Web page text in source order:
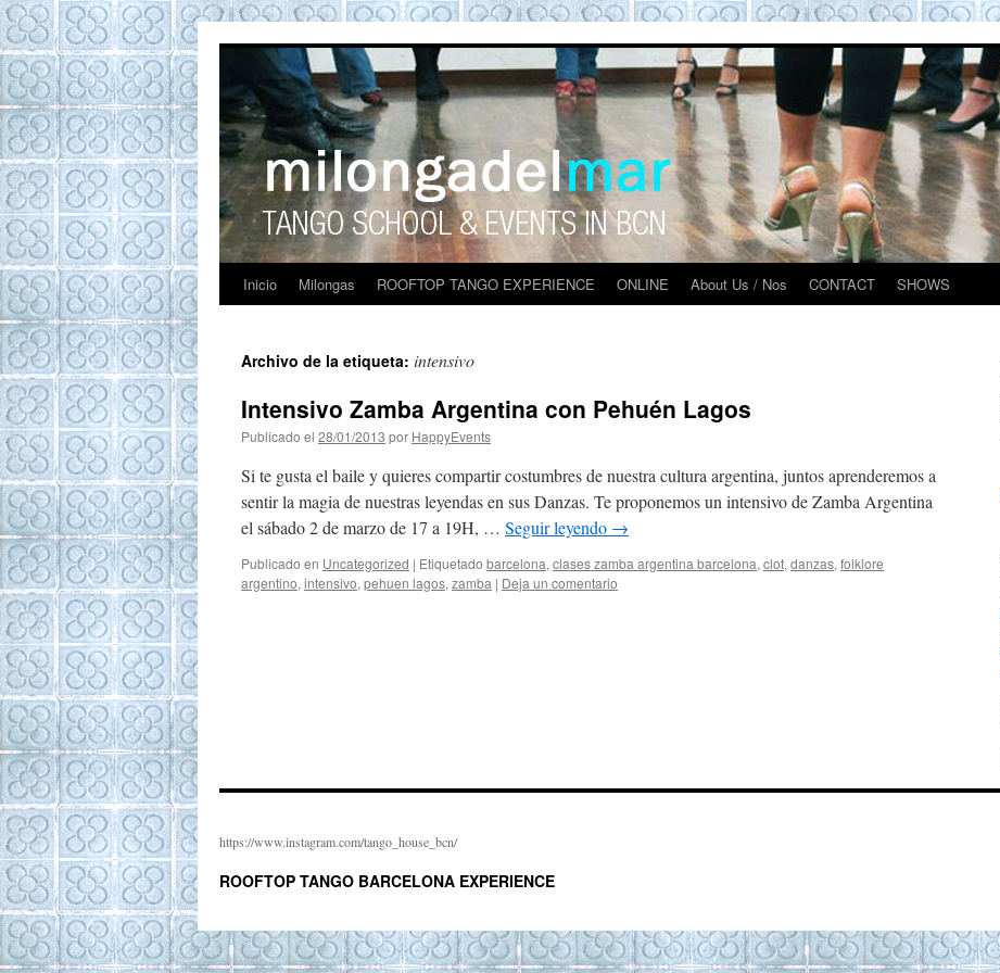
ROOFTOP TANGO BARCELONA EXPERIENCE
Tango en Barcelona. Clases de Tango en
Barcelona. Show Tango. barcelona
experience. Private Tango Lesson. Rooftop
Tango experience Barcelona. Tango
Barcelona
Inicio Milongas ROOFTOP TANGO EXPERIENCE ONLINE About Us / Nos CONTACT SHOWS
Archivo de la etiqueta: intensivo
Intensivo Zamba Argentina con Pehuén Lagos
Publicado el 28/01/2013 por HappyEvents
Si te gusta el baile y quieres compartir costumbres de nuestra cultura argentina, juntos aprenderemos a
sentir la magia de nuestras leyendas en sus Danzas. Te proponemos un intensivo de Zamba Argentina
el sábado 2 de marzo de 17 a 19H, … Seguir leyendo →
Publicado en Uncategorized | Etiquetado barcelona, clases zamba argentina barcelona, clot, danzas, folklore
argentino, intensivo, pehuen lagos, zamba | Deja un comentario
https://www.instagram.com/tango_house_bcn/
ROOFTOP TANGO BARCELONA EXPERIENCE